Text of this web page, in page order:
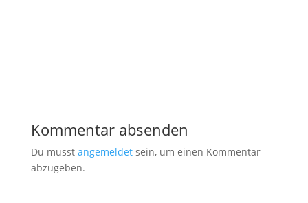
Kommentar absenden
Du musst angemeldetsein, um einen Kommentar
abzugeben.